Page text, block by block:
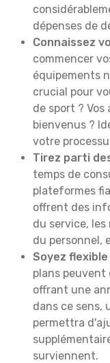
dépenses de
Connaissez
commencer
équipements
crucial pour
de sport ?
bienvenus ?
votre
Tirez parti
temps de
plateformes
offrent des
du service,
du personnel,
Soyez flexible
plans peuvent
offrant une
dans ce sens,
permettra
surviennent.